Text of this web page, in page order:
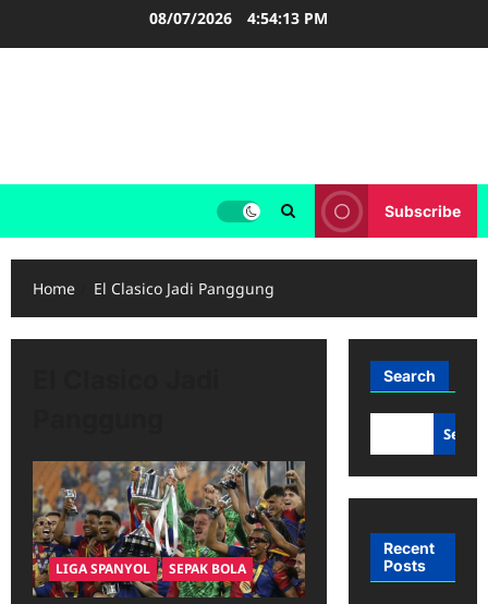
08/07/2026 4:54:13 PM
Subscribe
Home El Clasico Jadi Panggung
LIGA SPANYOL SEPAK BOLA
Search
Recent
Posts